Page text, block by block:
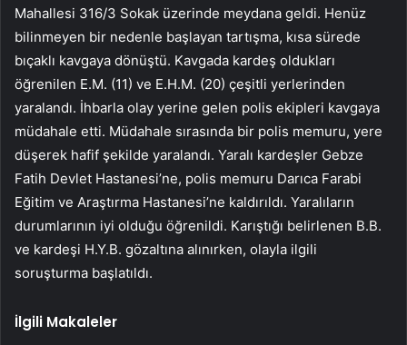
Mahallesi 316/3 Sokak üzerinde meydana geldi. Henüz
bilinmeyen bir nedenle başlayan tartışma, kısa sürede
bıçaklı kavgaya dönüştü. Kavgada kardeş oldukları
öğrenilen E.M. (11) ve E.H.M. (20) çeşitli yerlerinden
yaralandı. İhbarla olay yerine gelen polis ekipleri kavgaya
müdahale etti. Müdahale sırasında bir polis memuru, yere
düşerek hafif şekilde yaralandı. Yaralı kardeşler Gebze
Fatih Devlet Hastanesi’ne, polis memuru Darıca Farabi
Eğitim ve Araştırma Hastanesi’ne kaldırıldı. Yaralıların
durumlarının iyi olduğu öğrenildi. Karıştığı belirlenen B.B.
ve kardeşi H.Y.B. gözaltına alınırken, olayla ilgili
soruşturma başlatıldı.
İlgili Makaleler